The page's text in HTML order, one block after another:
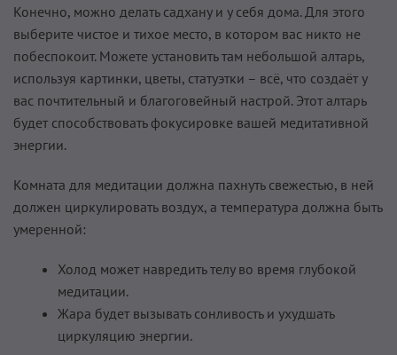
Конечно, можно делать садхану и у себя дома. Для этого
выберите чистое и тихое место, в котором вас никто не
побеспокоит. Можете установить там небольшой алтарь,
используя картинки, цветы, статуэтки – всё, что создаёт у
вас почтительный и благоговейный настрой. Этот алтарь
будет способствовать фокусировке вашей медитативной
энергии.
Комната для медитации должна пахнуть свежестью, в ней
должен циркулировать воздух, а температура должна быть
умеренной:
Холод может навредить телу во время глубокой
медитации.
Жара будет вызывать сонливость и ухудшать
циркуляцию энергии.